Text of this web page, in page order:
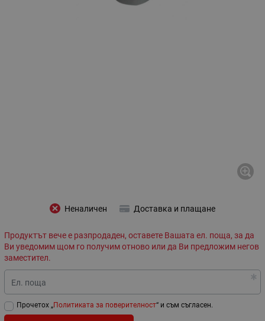
Неналичен Доставка и плащане
Продуктът вече е разпродаден, оставете Вашата ел. поща, за да
Ви уведомим щом го получим отново или да Ви предложим негов
заместител.
Ел. поща
Прочетох „Политиката за поверителност“ и съм съгласен.